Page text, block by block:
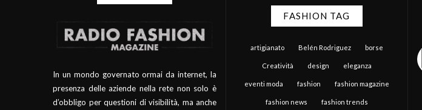
In un mondo governato ormai da internet, la
presenza delle aziende nella rete non solo è
d’obbligo per questioni di visibilità, ma anche
FASHION TAG
artigianato Belén Rodriguez borse
Creatività design eleganza
eventi moda fashion fashion magazine
fashion news fashion trends